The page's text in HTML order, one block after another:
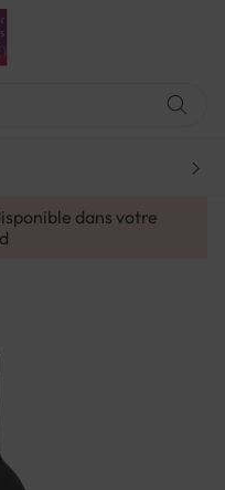
dans votre